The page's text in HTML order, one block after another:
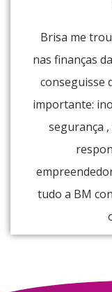
Brisa me
nas finanças
conseguisse
importante:
segurança
tudo a BM